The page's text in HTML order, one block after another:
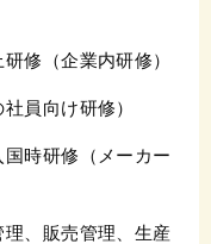
修（企業内研修）
員向け研修）
時研修（メーカー
、販売管理、生産